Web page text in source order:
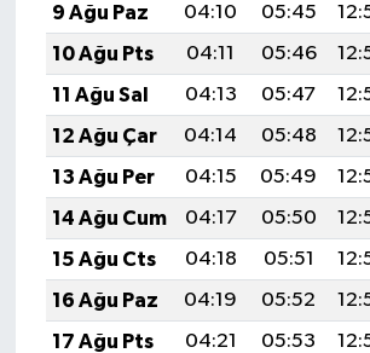
9 Ağu Paz
04:10 05:45
10 Ağu Pts
04:11 05:46
11 Ağu Sal
04:13 05:47
12 Ağu Çar
04:14 05:48
13 Ağu Per
04:15 05:49
14 Ağu Cum
04:17 05:50
15 Ağu Cts
04:18 05:51
16 Ağu Paz
04:19 05:52
17 Ağu Pts
04:21 05:53